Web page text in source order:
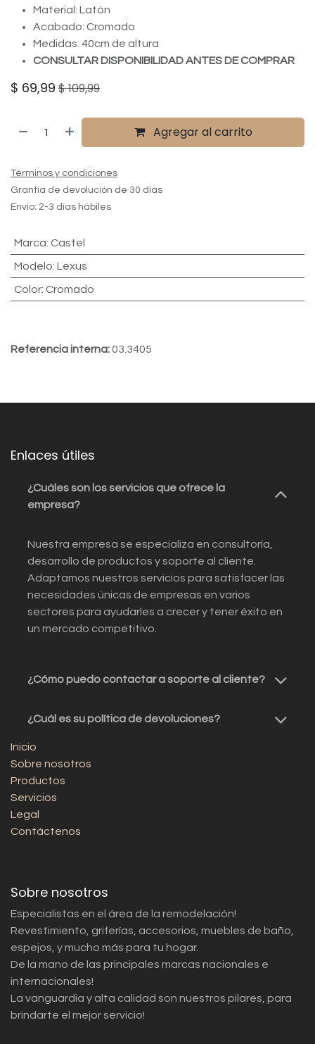
Material: Latón
Acabado: Cromado
Medidas: 40cm de altura
CONSULTAR DISPONIBILIDAD ANTES DE COMPRAR
$ 69,99 $109,99
Agregar al carrito
Términos y condiciones
Grantía de devolución de 30 días
Envío: 2-3 días hábiles
Marca: Castel
Modelo: Lexus
Color: Cromado
Referencia interna:03.3405
Enlaces útiles
¿Cuáles son los servicios que ofrece la
empresa?
Nuestra empresa se especializa en consultoría,
desarrollo de productos y soporte al cliente.
Adaptamos nuestros servicios para satisfacer las
necesidades únicas de empresas en varios
sectores para ayudarles a crecer y tener éxito en
un mercado competitivo.
¿Cómo puedo contactar a soporte al cliente?
¿Cuál es su política de devoluciones?
Inicio
Sobre nosotros
Productos
Servicios
Legal
Contáctenos
Sobre nosotros
Especialistas en el área de la remodelación!
Revestimiento, griferías, accesorios, muebles de baño,
espejos, y mucho más para tu hogar.
De la mano de las principales marcas nacionales e
internacionales!
La vanguardia y alta calidad son nuestros pilares, para
brindarte el mejor servicio!